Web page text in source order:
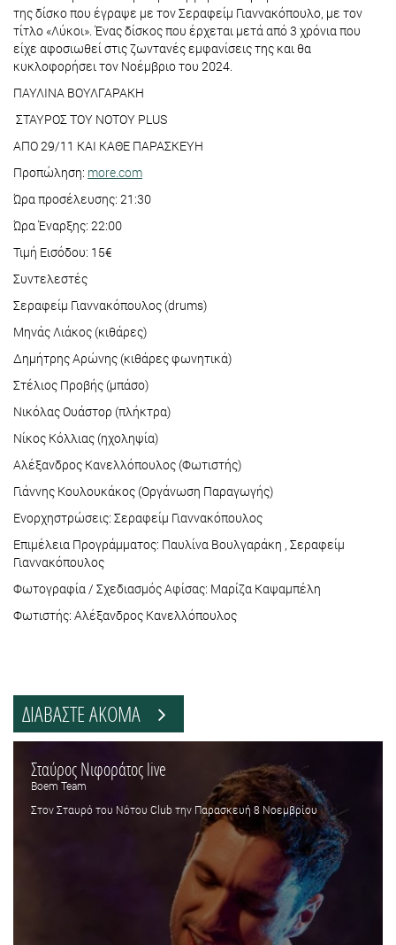
της δίσκο που έγραψε με τον Σεραφείμ Γιαννακόπουλο, με τον
τίτλο «Λύκοι». Ένας δίσκος που έρχεται μετά από 3 χρόνια που
είχε αφοσιωθεί στις ζωντανές εμφανίσεις της και θα
κυκλοφορήσει τον Νοέμβριο του 2024.
ΠΑΥΛΙΝΑ ΒΟΥΛΓΑΡΑΚΗ
ΣΤΑΥΡΟΣ ΤΟΥ ΝΟΤΟΥ PLUS
ΑΠΟ 29/11 ΚΑΙ ΚΑΘΕ ΠΑΡΑΣΚΕΥΗ
Προπώληση: more.com
Ώρα προσέλευσης: 21:30
Ώρα Έναρξης: 22:00
Τιμή Εισόδου: 15€
Συντελεστές
Σεραφείμ Γιαννακόπουλος (drums)
Μηνάς Λιάκος (κιθάρες)
Δημήτρης Αρώνης (κιθάρες φωνητικά)
Στέλιος Προβής (μπάσο)
Νικόλας Ουάστορ (πλήκτρα)
Νίκος Κόλλιας (ηχοληψία)
Αλέξανδρος Κανελλόπουλος (Φωτιστής)
Γιάννης Κουλουκάκος (Οργάνωση Παραγωγής)
Ενορχηστρώσεις: Σεραφείμ Γιαννακόπουλος
Επιμέλεια Προγράμματος: Παυλίνα Βουλγαράκη , Σεραφείμ
Γιαννακόπουλος
Φωτογραφία / Σχεδιασμός Αφίσας: Μαρίζα Καψαμπέλη
Φωτιστής: Αλέξανδρος Κανελλόπουλος
ΔΙΑΒΑΣΤΕ ΑΚΟΜΑ
Σταύρος Νιφοράτος live
Boem Team
Στον Σταυρό του Νότου Club την Παρασκευή 8 Νοεμβρίου